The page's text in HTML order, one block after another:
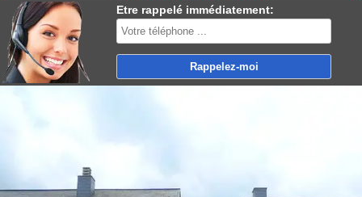
Etre rappelé immédiatement: